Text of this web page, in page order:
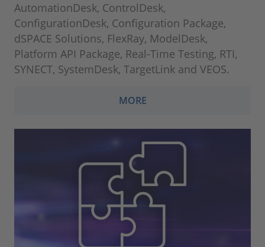
AutomationDesk, ControlDesk,
ConfigurationDesk, Configuration Package,
dSPACE Solutions, FlexRay, ModelDesk,
Platform API Package, Real-Time Testing, RTI,
SYNECT, SystemDesk, TargetLink and VEOS.
MORE